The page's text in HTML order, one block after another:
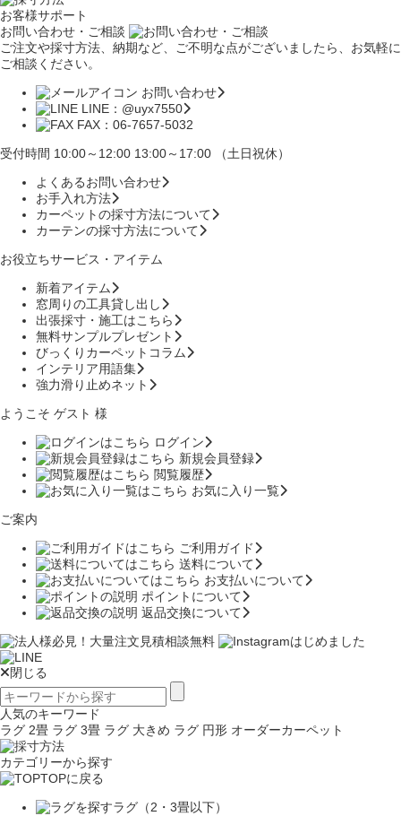
お客様サポート
お問い合わせ・ご相談
ご注文や採寸方法、納期など、ご不明な点がございましたら、お気軽に
ご相談ください。
お問い合わせ
LINE：@uyx7550
FAX：06-7657-5032
受付時間 10:00～12:00 13:00～17:00 （土日祝休）
よくあるお問い合わせ
お手入れ方法
カーペットの採寸方法について
カーテンの採寸方法について
お役立ちサービス・アイテム
新着アイテム
窓周りの工具貸し出し
出張採寸・施工はこちら
無料サンプルプレゼント
びっくりカーペットコラム
インテリア用語集
強力滑り止めネット
ようこそ ゲスト 様
ログイン
新規会員登録
閲覧履歴
お気に入り一覧
ご案内
ご利用ガイド
送料について
お支払いについて
ポイントについて
返品交換について
閉じる
人気のキーワード
ラグ 2畳 ラグ 3畳 ラグ 大きめ ラグ 円形 オーダーカーペット
カテゴリーから探す
TOPに戻る
ラグ（2・3畳以下）